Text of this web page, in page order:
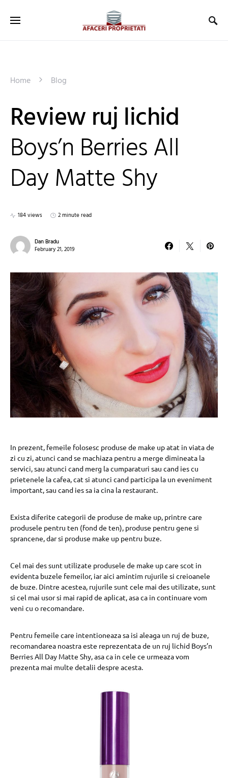
Home Blog
Review ruj lichid
Boys’n Berries All
Day Matte Shy
184 views 2 minute read
Dan Bradu
February 21, 2019
In prezent, femeile folosesc produse de make up atat in viata de
zi cu zi, atunci cand se machiaza pentru a merge dimineata la
servici, sau atunci cand merg la cumparaturi sau cand ies cu
prietenele la cafea, cat si atunci cand participa la un eveniment
important, sau cand ies sa ia cina la restaurant.
Exista diferite categorii de produse de make up, printre care
produsele pentru ten (fond de ten), produse pentru gene si
sprancene, dar si produse make up pentru buze.
Cel mai des sunt utilizate produsele de make up care scot in
evidenta buzele femeilor, iar aici amintim rujurile si creioanele
de buze. Dintre acestea, rujurile sunt cele mai des utilizate, sunt
si cel mai usor si mai rapid de aplicat, asa ca in continuare vom
veni cu o recomandare.
Pentru femeile care intentioneaza sa isi aleaga un ruj de buze,
recomandarea noastra este reprezentata de un ruj lichid Boys’n
Berries All Day Matte Shy, asa ca in cele ce urmeaza vom
prezenta mai multe detalii despre acesta.